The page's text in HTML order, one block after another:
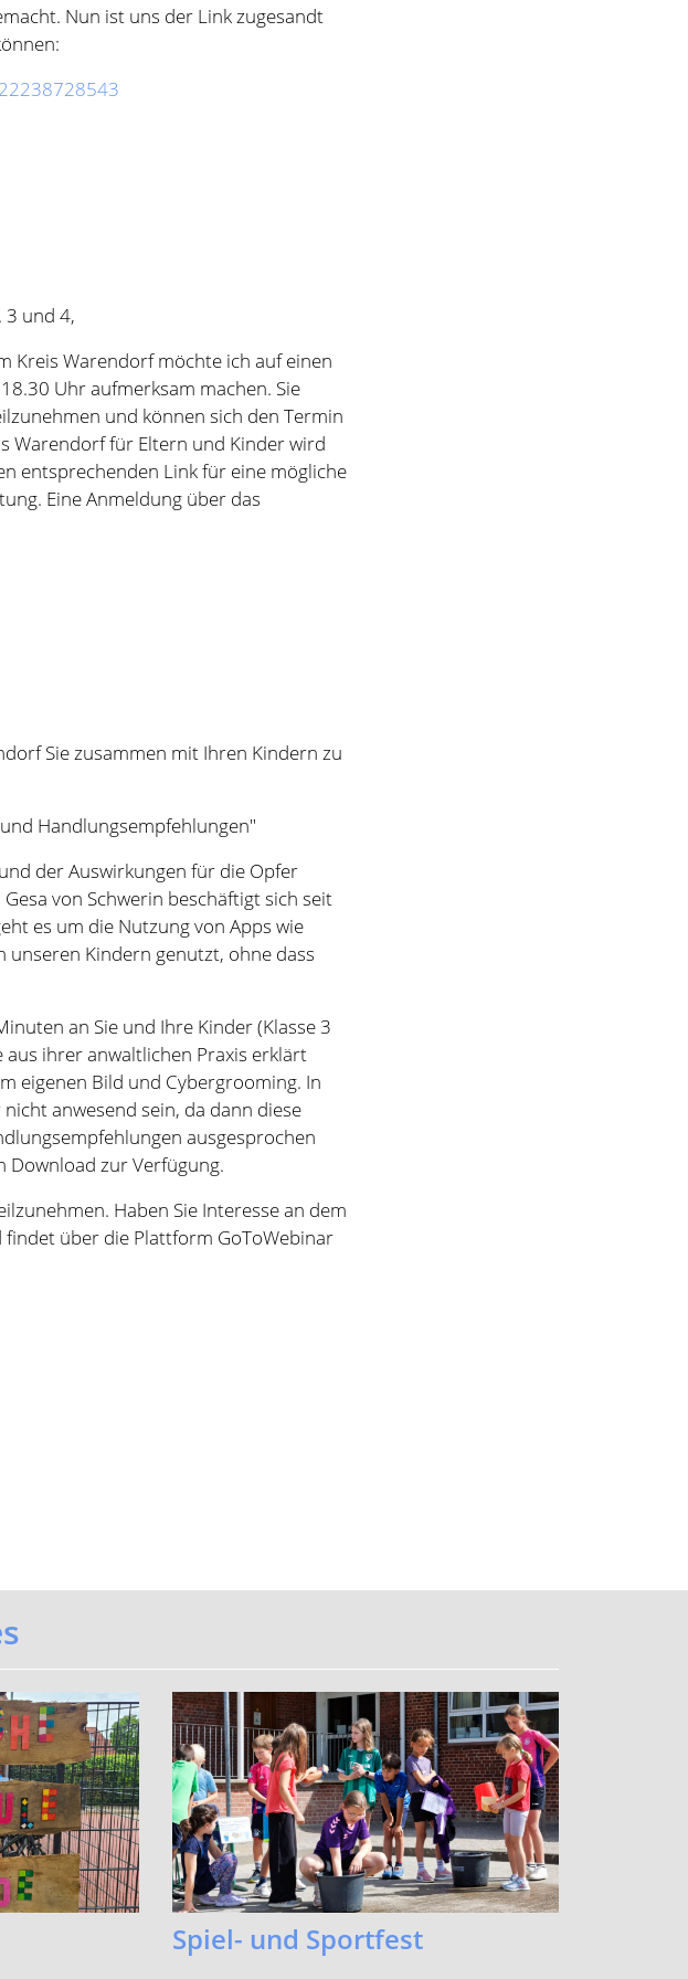
und 4,
Kreis Warendorf möchte ich auf einen
Uhr aufmerksam machen. Sie
und können sich den Termin
Eine Anmeldung über das
Sie zusammen mit Ihren Kindern zu
Handlungsempfehlungen"
von Schwerin beschäftigt sich seit
unseren Kindern genutzt, ohne dass
an Sie und Ihre Kinder (Klasse 3
ihrer anwaltlichen Praxis erklärt
eigenen Bild und Cybergrooming. In
anwesend sein, da dann diese
ausgesprochen
Download zur Verfügung.
Haben Sie Interesse an dem
über die Plattform GoToWebinar
Spiel- und Sportfest
Viel Spaß für Klein und Groß beim Spiel- und
Sportfest!
...mehr